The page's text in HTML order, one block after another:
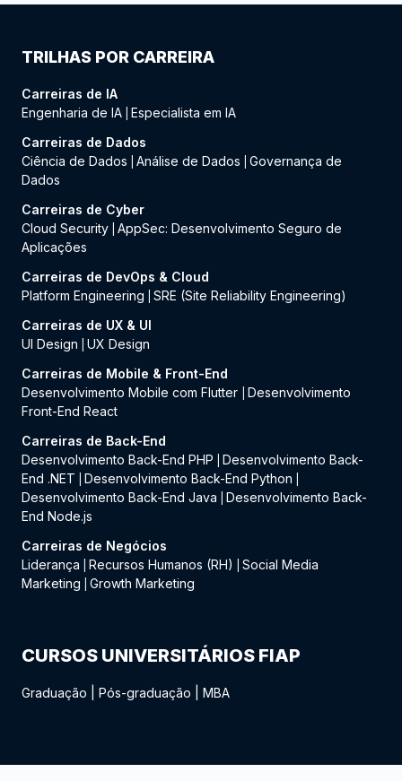
TRILHAS POR CARREIRA
Carreiras de IA
Engenharia de IA Especialista em IA
Carreiras de Dados
Ciência de Dados
Análise de Dados
Governança de
Dados
Carreiras de Cyber
Cloud Security AppSec: Desenvolvimento Seguro de
Aplicações
Carreiras de DevOps & Cloud
Platform Engineering
SRE (Site Reliability Engineering)
Carreiras de UX & UI
UI Design
UX Design
Carreiras de Mobile & Front-End
Desenvolvimento Mobile com Flutter
Desenvolvimento
Front-End React
Carreiras de Back-End
Desenvolvimento Back-End PHP
Desenvolvimento Back-
End .NET
Desenvolvimento Back-End Python
Desenvolvimento Back-End Java
Desenvolvimento Back-
End Node.js
Carreiras de Negócios
Liderança
Recursos Humanos (RH)
Social Media
Marketing
Growth Marketing
CURSOS UNIVERSITÁRIOS FIAP
Graduação Pós-graduação MBA